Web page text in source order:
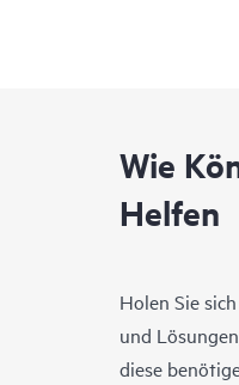
Wie
Helfen
Holen Sie
und
diese